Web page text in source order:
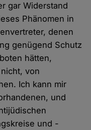
gar Widerstand
Phänomen in
denen
genügend Schutz
hätten,
von
Ich kann mir
und
und -